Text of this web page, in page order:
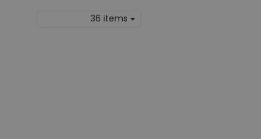
36 items